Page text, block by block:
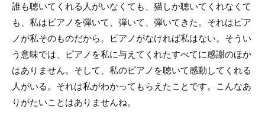
誰も聴いてくれる人がいなくても、猫しか聴いてくれなくて
も、私はピアノを弾いて、弾いて、弾いてきた。それはピア
ノが私そのものだから。ピアノがなければ私はない。そうい
う意味では、ピアノを私に与えてくれたすべてに感謝のほか
はありません。そして、私のピアノを聴いて感動してくれる
人がいる。それは私がわかってもらえたことです。こんなあ
りがたいことはありませんね。